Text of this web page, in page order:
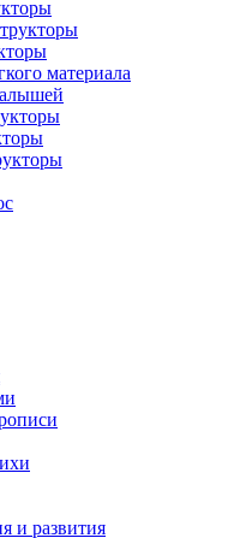
материала
и развития